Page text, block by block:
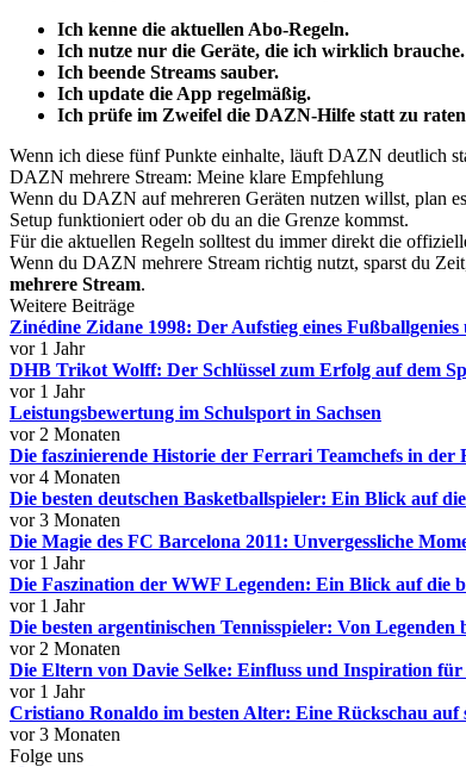
Ich kenne die aktuellen Abo-Regeln.
Ich nutze nur die Geräte, die ich wirklich brauche.
Ich beende Streams sauber.
Ich update die App regelmäßig.
Ich prüfe im Zweifel die DAZN-Hilfe statt zu
Wenn ich diese fünf Punkte einhalte, läuft DAZN deutlich
DAZN mehrere Stream: Meine klare Empfehlung
Wenn du DAZN auf mehreren Geräten nutzen willst, plan
Setup funktioniert oder ob du an die Grenze kommst.
Für die aktuellen Regeln solltest du immer direkt die
Wenn du DAZN mehrere Stream richtig nutzt, sparst du
mehrere Stream.
Weitere Beiträge
Zinédine Zidane 1998: Der Aufstieg eines
vor 1 Jahr
DHB Trikot Wolff: Der Schlüssel zum Erfolg auf dem
vor 1 Jahr
Leistungsbewertung im Schulsport in Sachsen
vor 2 Monaten
Die faszinierende Historie der Ferrari Teamchefs in der
vor 4 Monaten
Die besten deutschen Basketballspieler: Ein Blick auf
vor 3 Monaten
Die Magie des FC Barcelona 2011: Unvergessliche
vor 1 Jahr
Die Faszination der WWF Legenden: Ein Blick auf die
vor 1 Jahr
Die besten argentinischen Tennisspieler: Von Legenden
vor 2 Monaten
Die Eltern von Davie Selke: Einfluss und Inspiration
vor 1 Jahr
Cristiano Ronaldo im besten Alter: Eine Rückschau auf
vor 3 Monaten
Folge uns